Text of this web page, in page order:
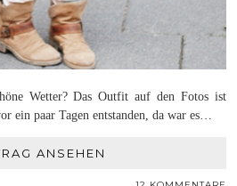
Wetter? Das Outfit auf den Fotos ist
ein paar Tagen entstanden, da war es…
ANSEHEN